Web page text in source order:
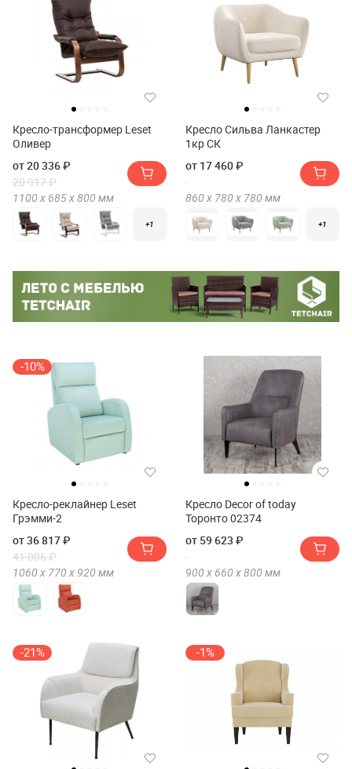
Кресло-трансформер Leset
Оливер
от 20 336 ₽
20 917 ₽
1100 х 685 х800 мм
+1
Кресло Сильва Ланкастер
1кр СК
от 17 460 ₽
860 х 780 х 780 мм
+1
-10%
Кресло-реклайнер Leset
Грэмми-2
от 36 817 ₽
41 006 ₽
1060 х 770 х 920 мм
Кресло Decor of today
Торонто 02374
от 59 623 ₽
900 х 660 х800 мм
-21% -1%